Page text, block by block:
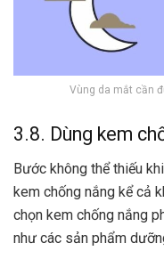
Vùng da mắt cần
3.8. Dùng kem
Bước không thể thiếu
kem chống nắng kể cả
chọn kem chống nắng
như các sản phẩm